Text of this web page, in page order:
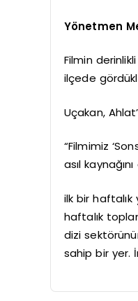
Yönetmen
Filmin
ilçede
Uçakan,
“Filmimiz
asıl
ilk bir
haftalık
dizi
sahip bir yer.